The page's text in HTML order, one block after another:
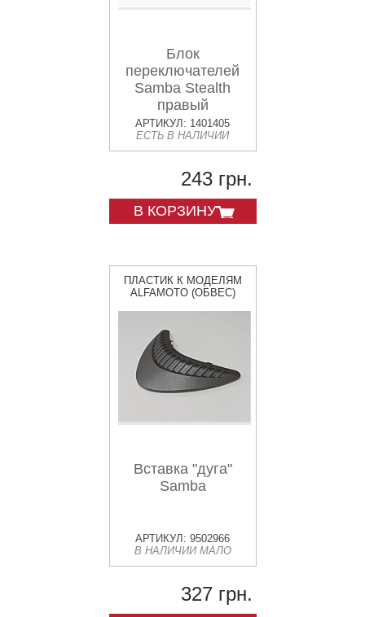
Блок
переключателей
Samba Stealth
правый
АРТИКУЛ: 1401405
ЕСТЬ В НАЛИЧИИ
243 грн.
В КОРЗИНУ
ПЛАСТИК К МОДЕЛЯМ
ALFAMOTO (ОБВЕС)
Вставка "дуга"
Samba
АРТИКУЛ: 9502966
В НАЛИЧИИ МАЛО
327 грн.